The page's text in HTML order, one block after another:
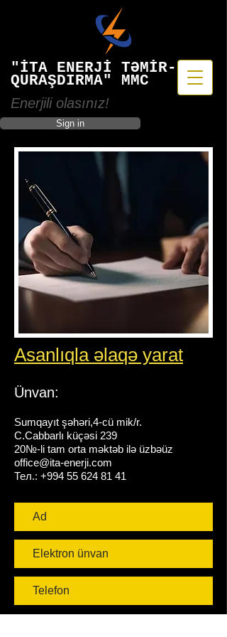
"İTA ENERJİ TƏMİR-
QURAŞDIRMA" MMC
Sign in
Enerjili olasınız!
Asanlıqla əlaqə yarat
Ünvan:
Sumqayıt şəhəri,4-cü mik/r.
C.Cabbarlı küçəsi 239
20№-li tam orta məktəb ilə üzbəüz
office@ita-enerji.com
Тел.: +994 55 624 81 41